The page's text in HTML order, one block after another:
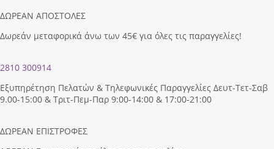
ΔΩΡΕΑΝ ΑΠΟΣΤΟΛΕΣ
Δωρεάν μεταφορικά άνω των 45€ για όλες τις παραγγελίες!
2810 300914
Εξυπηρέτηση Πελατών & Τηλεφωνικές Παραγγελίες Δευτ-Τετ-Σαβ
9.00-15:00 & Τριτ-Πεμ-Παρ 9:00-14:00 & 17:00-21:00
ΔΩΡΕΑΝ ΕΠΙΣΤΡΟΦΕΣ